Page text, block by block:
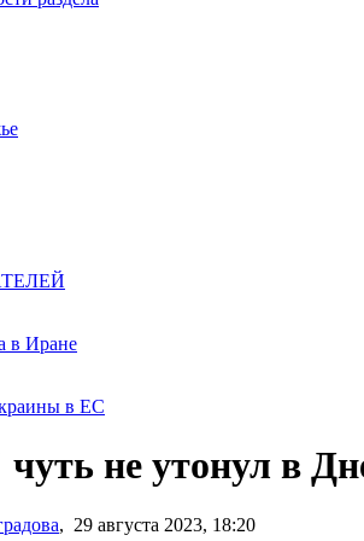
в Иране
в ЕС
не утонул в
, 29 августа 2023, 18:20